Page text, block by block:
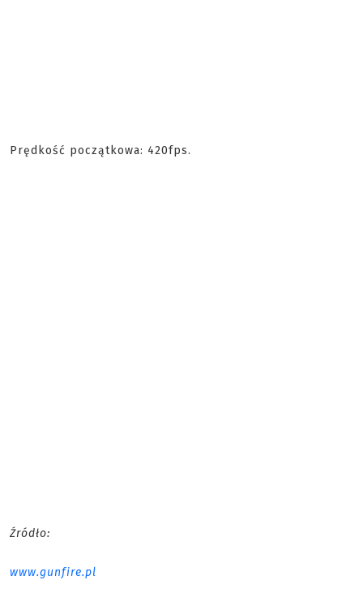
Prędkość początkowa: 420fps.
Źródło:
www.gunfire.pl